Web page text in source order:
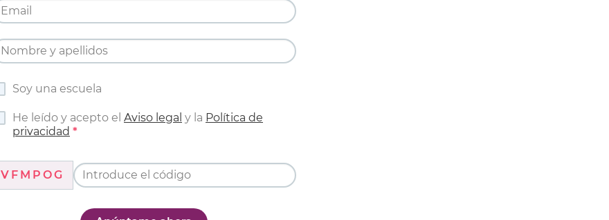
Soy una escuela
He leído y acepto el Aviso legal y la Política de
privacidad
VFMPOG